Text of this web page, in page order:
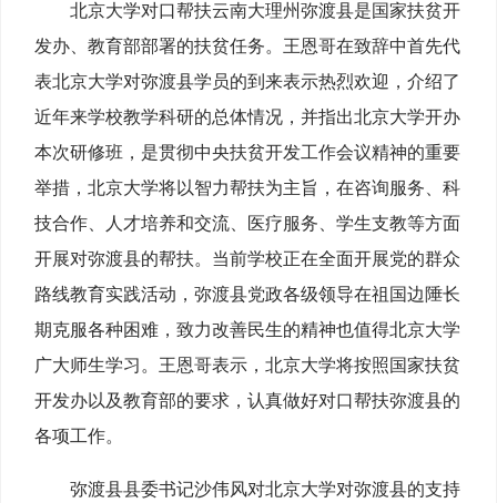
北京大学对口帮扶云南大理州弥渡县是国家扶贫开
发办、教育部部署的扶贫任务。王恩哥在致辞中首先代
表北京大学对弥渡县学员的到来表示热烈欢迎，介绍了
近年来学校教学科研的总体情况，并指出北京大学开办
本次研修班，是贯彻中央扶贫开发工作会议精神的重要
举措，北京大学将以智力帮扶为主旨，在咨询服务、科
技合作、人才培养和交流、医疗服务、学生支教等方面
开展对弥渡县的帮扶。当前学校正在全面开展党的群众
路线教育实践活动，弥渡县党政各级领导在祖国边陲长
期克服各种困难，致力改善民生的精神也值得北京大学
广大师生学习。王恩哥表示，北京大学将按照国家扶贫
开发办以及教育部的要求，认真做好对口帮扶弥渡县的
各项工作。
弥渡县县委书记沙伟风对北京大学对弥渡县的支持